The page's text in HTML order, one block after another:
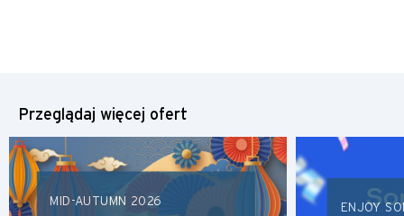
Przeglądaj więcej ofert
MID-AUTUMN 2026
ENJOY